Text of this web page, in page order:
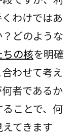
わけではあ
どのような
ちの核を明確
わせて考え
者であるか
ことで、何
てきます